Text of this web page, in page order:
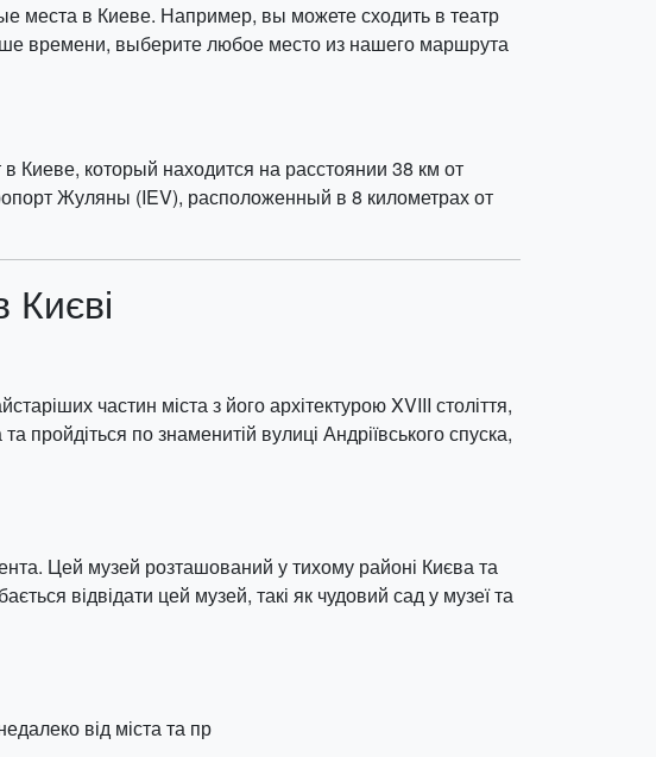
места в Киеве. Например, вы можете сходить в театр
времени, выберите любое место из нашего маршрута
который находится на расстоянии 38 км от
Жуляны (IEV), расположенный в 8 километрах от
частин міста з його архітектурою XVIII століття,
пройдіться по знаменитій вулиці Андріївського спуска,
Цей музей розташований у тихому районі Києва та
відвідати цей музей, такі як чудовий сад у музеї та
від міста та пр